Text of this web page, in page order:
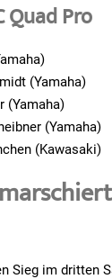
Quad Pro
(Yamaha)
(Yamaha)
(Yamaha)
(Kawasaki)
Sieg im dritten